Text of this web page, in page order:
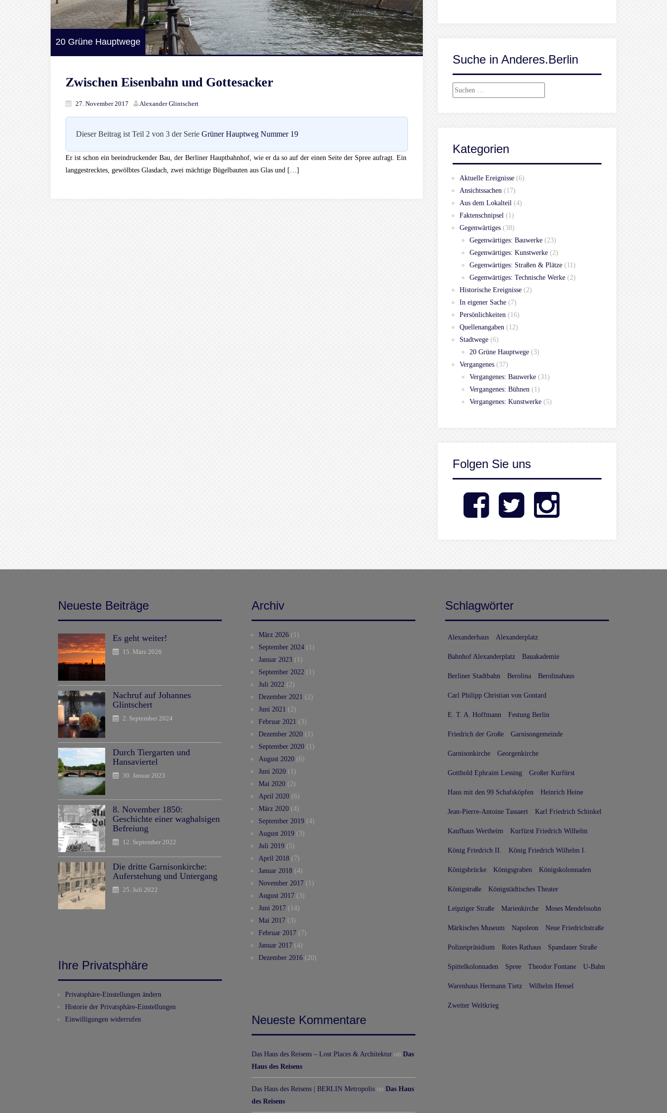
20 Grüne Hauptwege
Zwischen Eisenbahn und Gottesacker
27. November 2017 Alexander Glintschert
Dieser Beitrag ist Teil 2 von 3 der Serie Grüner Hauptweg Nummer 19
Er ist schon ein beeindruckender Bau, der Berliner Hauptbahnhof, wie er da so auf der einen Seite der Spree aufragt. Ein
langgestrecktes, gewölbtes Glasdach, zwei mächtige Bügelbauten aus Glas und […]
Suche in Anderes.Berlin
Suchen
Kategorien
Aktuelle Ereignisse (6)
Ansichtssachen (17)
Aus dem Lokalteil (4)
Faktenschnipsel (1)
Gegenwärtiges (38)
Gegenwärtiges: Bauwerke (23)
Gegenwärtiges: Kunstwerke (2)
Gegenwärtiges: Straßen & Plätze (11)
Gegenwärtiges: Technische Werke (2)
Historische Ereignisse (2)
In eigener Sache (7)
Persönlichkeiten (16)
Quellenangaben (12)
Stadtwege (6)
20 Grüne Hauptwege (3)
Vergangenes (37)
Vergangenes: Bauwerke (31)
Vergangenes: Bühnen (1)
Vergangenes: Kunstwerke (5)
Folgen Sie uns
Facebook Twitter Instagram
Neueste Beiträge
Es geht weiter!
15. März 2026
Nachruf auf Johannes
Glintschert
2. September 2024
Durch Tiergarten und
Hansaviertel
30. Januar 2023
8. November 1850:
Geschichte einer waghalsigen
Befreiung
12. September 2022
Die dritte Garnisonkirche:
Auferstehung und Untergang
25. Juli 2022
Ihre Privatsphäre
Privatsphäre-Einstellungen ändern
Historie der Privatsphäre-Einstellungen
Einwilligungen widerrufen
Archiv
März 2026 (1)
September 2024 (1)
Januar 2023 (1)
September 2022 (1)
Juli 2022 (2)
Dezember 2021 (2)
Juni 2021 (2)
Februar 2021 (3)
Dezember 2020 (1)
September 2020 (1)
August 2020 (6)
Juni 2020 (1)
Mai 2020 (2)
April 2020 (6)
März 2020 (4)
September 2019 (4)
August 2019 (3)
Juli 2019 (5)
April 2018 (7)
Januar 2018 (4)
November 2017 (1)
August 2017 (3)
Juni 2017 (14)
Mai 2017 (3)
Februar 2017 (7)
Januar 2017 (4)
Dezember 2016 (20)
Neueste Kommentare
Das Haus des Reisens – Lost Places & Architektur on Das
Haus des Reisens
Das Haus des Reisens | BERLIN Metropolis on Das Haus
des Reisens
Schlagwörter
Alexanderhaus Alexanderplatz
Bahnhof Alexanderplatz Bauakademie
Berliner Stadtbahn Berolina Berolinahaus
Carl Philipp Christian von Gontard
E. T. A. Hoffmann Festung Berlin
Friedrich der Große Garnisongemeinde
Garnisonkirche Georgenkirche
Gotthold Ephraim Lessing Großer Kurfürst
Haus mit den 99 Schafsköpfen Heinrich Heine
Jean-Pierre-Antoine Tassaert Karl Friedrich Schinkel
Kaufhaus Wertheim Kurfürst Friedrich Wilhelm
König Friedrich II. König Friedrich Wilhelm I.
Königsbrücke Königsgraben Königskolonnaden
Königstraße Königstädtisches Theater
Leipziger Straße Marienkirche Moses Mendelssohn
Märkisches Museum Napoleon Neue Friedrichstraße
Polizeipräsidium Rotes Rathaus Spandauer Straße
Spittelkolonnaden Spree Theodor Fontane U-Bahn
Warenhaus Hermann Tietz Wilhelm Hensel
Zweiter Weltkrieg